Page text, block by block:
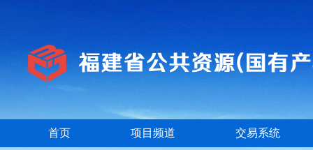
首页 项目频道 交易系统